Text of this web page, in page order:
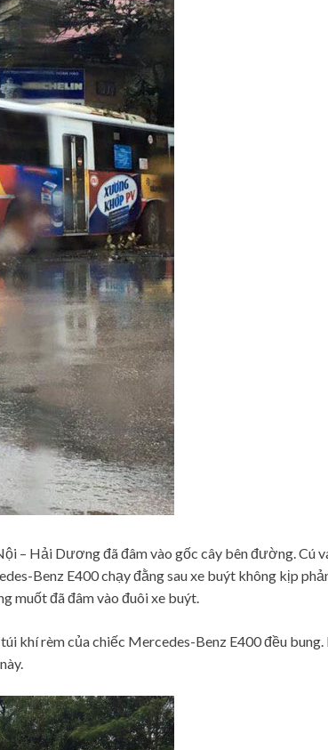
– Hải Dương đã đâm vào gốc cây bên đường. Cú
Benz E400 chạy đằng sau xe buýt không kịp
muốt đã đâm vào đuôi xe buýt.
khí rèm của chiếc Mercedes-Benz E400 đều bung.